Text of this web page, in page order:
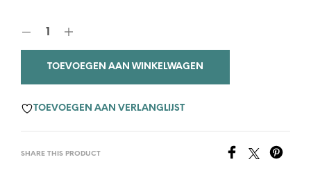
TOEVOEGEN AAN WINKELWAGEN
TOEVOEGEN AAN VERLANGLIJST
SHARE THIS PRODUCT